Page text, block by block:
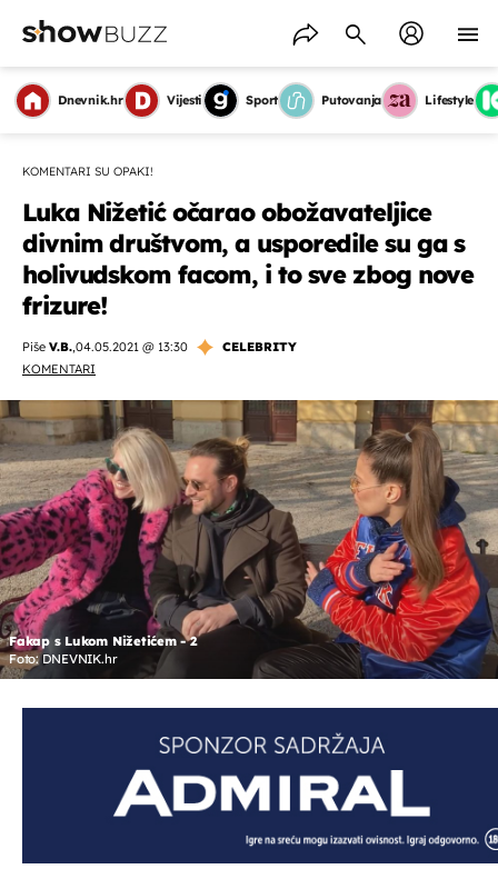
Dnevnik.hr Vijesti Sport Putovanja Lifestyle
KOMENTARI SU OPAKI!
Luka Nižetić očarao obožavateljice
divnim društvom, a usporedile su ga s
holivudskom facom, i to sve zbog nove
frizure!
Piše V.B.,04.05.2021 @ 13:30
CELEBRITY
KOMENTARI
Fakap s Lukom Nižetićem - 2
Foto: DNEVNIK.hr
OMOGUĆI OBAVIJESTI